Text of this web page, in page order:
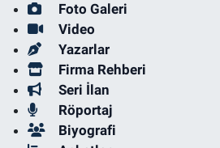
Foto Galeri
Video
Yazarlar
Firma Rehberi
Seri İlan
Röportaj
Biyografi